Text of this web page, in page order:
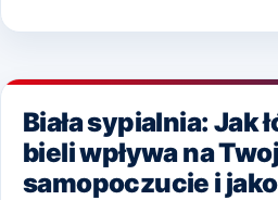
Biała sypialnia: Jak
bieli wpływa na
samopoczucie i